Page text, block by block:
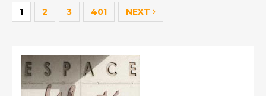
1 2 3 401 NEXT